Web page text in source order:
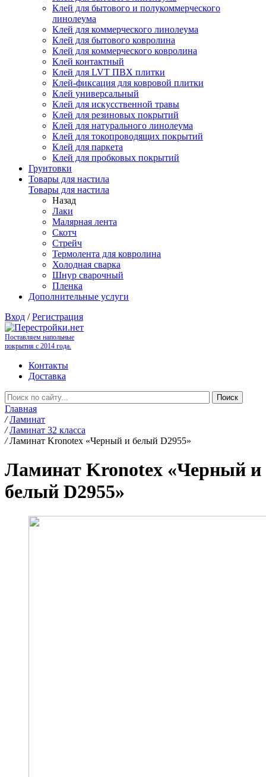
Клей для бытового и полукоммерческого
линолеума
Клей для коммерческого линолеума
Клей для бытового ковролина
Клей для коммерческого ковролина
Клей контактный
Клей для LVT ПВХ плитки
Клей-фиксация для ковровой плитки
Клей универсальный
Клей для искусственной травы
Клей для резиновых покрытий
Клей для натурального линолеума
Клей для токопроводящих покрытий
Клей для паркета
Клей для пробковых покрытий
Грунтовки
Товары для настила
Товары для настила
Назад
Лаки
Малярная лента
Скотч
Стрейч
Термолента для ковролина
Холодная сварка
Шнур сварочный
Пленка
Дополнительные услуги
Вход /Регистрация
Поставляем напольные
покрытия с 2014 года.
Контакты
Доставка
Главная
/ Ламинат
/ Ламинат 32 класса
/ Ламинат Kronotex «Черный и белый D2955»
Ламинат Kronotex «Черный и
белый D2955»